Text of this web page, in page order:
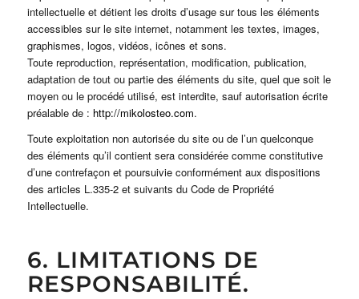
intellectuelle et détient les droits d’usage sur tous les éléments
accessibles sur le site internet, notamment les textes, images,
graphismes, logos, vidéos, icônes et sons.
Toute reproduction, représentation, modification, publication,
adaptation de tout ou partie des éléments du site, quel que soit le
moyen ou le procédé utilisé, est interdite, sauf autorisation écrite
préalable de : http://mikolosteo.com.
Toute exploitation non autorisée du site ou de l’un quelconque
des éléments qu’il contient sera considérée comme constitutive
d’une contrefaçon et poursuivie conformément aux dispositions
des articles L.335-2 et suivants du Code de Propriété
Intellectuelle.
6. LIMITATIONS DE
RESPONSABILITÉ.